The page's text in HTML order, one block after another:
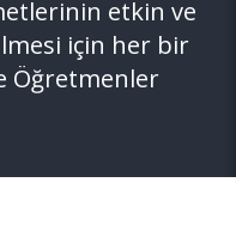
etkin ve
için her bir
Öğretmenler